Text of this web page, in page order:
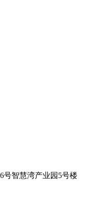
号智慧湾产业园5号楼